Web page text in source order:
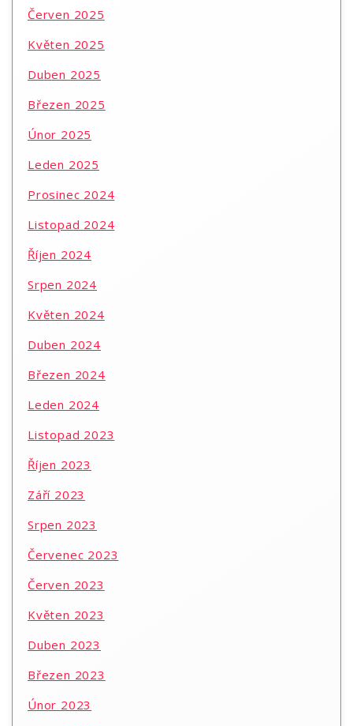
Červen 2025
Květen 2025
Duben 2025
Březen 2025
Únor 2025
Leden 2025
Prosinec 2024
Listopad 2024
Říjen 2024
Srpen 2024
Květen 2024
Duben 2024
Březen 2024
Leden 2024
Listopad 2023
Říjen 2023
Září 2023
Srpen 2023
Červenec 2023
Červen 2023
Květen 2023
Duben 2023
Březen 2023
Únor 2023